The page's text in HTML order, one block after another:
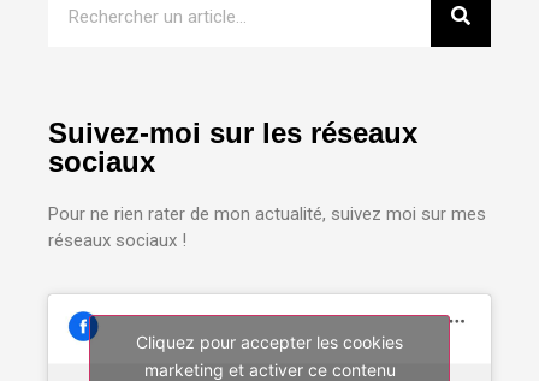
Suivez-moi sur les réseaux
sociaux
Pour ne rien rater de mon actualité, suivez moi sur mes
réseaux sociaux !
Cliquez pour accepter les cookies
marketing et activer ce contenu